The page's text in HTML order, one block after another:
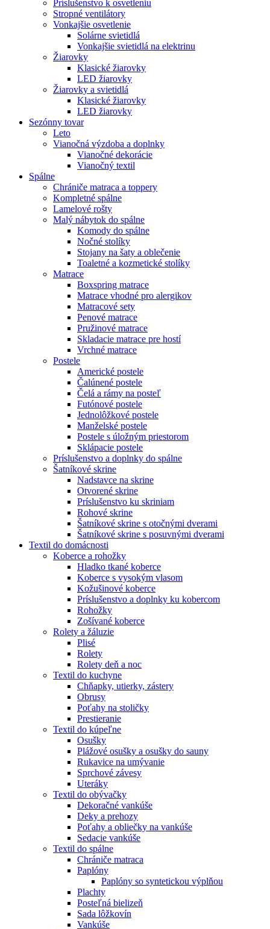
Príslušenstvo k osvetleniu
Stropné ventilátory
Vonkajšie osvetlenie
Solárne svietidlá
Vonkajšie svietidlá na elektrinu
Žiarovky
Klasické žiarovky
LED žiarovky
Žiarovky a svietidlá
Klasické žiarovky
LED žiarovky
Sezónny tovar
Leto
Vianočná výzdoba a doplnky
Vianočné dekorácie
Vianočný textil
Spálne
Chrániče matraca a toppery
Kompletné spálne
Lamelové rošty
Malý nábytok do spálne
Komody do spálne
Nočné stolíky
Stojany na šaty a oblečenie
Toaletné a kozmetické stolíky
Matrace
Boxspring matrace
Matrace vhodné pro alergikov
Matracové sety
Penové matrace
Pružinové matrace
Skladacie matrace pre hostí
Vrchné matrace
Postele
Americké postele
Čalúnené postele
Čelá a rámy na posteľ
Futónové postele
Jednolôžkové postele
Manželské postele
Postele s úložným priestorom
Sklápacie postele
Príslušenstvo a doplnky do spálne
Šatníkové skrine
Nadstavce na skrine
Otvorené skrine
Príslušenstvo ku skriniam
Rohové skrine
Šatníkové skrine s otočnými dverami
Šatníkové skrine s posuvnými dverami
Textil do domácnosti
Koberce a rohožky
Hladko tkané koberce
Koberce s vysokým vlasom
Kožušinové koberce
Príslušenstvo a doplnky ku kobercom
Rohožky
Zošívané koberce
Rolety a žáluzie
Plisé
Rolety
Rolety deň a noc
Textil do kuchyne
Chňapky, utierky, zástery
Obrusy
Poťahy na stoličky
Prestieranie
Textil do kúpeľne
Osušky
Plážové osušky a osušky do sauny
Rukavice na umývanie
Sprchové závesy
Uteráky
Textil do obývačky
Dekoračné vankúše
Deky a prehozy
Poťahy a obliečky na vankúše
Sedacie vankúše
Textil do spálne
Chrániče matraca
Paplóny
Paplóny so syntetickou výplňou
Plachty
Posteľná bielizeň
Sada lôžkovín
Vankúše